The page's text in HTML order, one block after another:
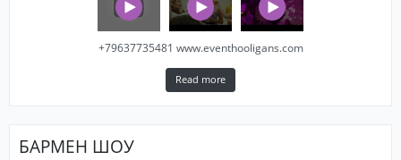
+79637735481 www.eventhooligans.com
Read more
БАРМЕН ШОУ